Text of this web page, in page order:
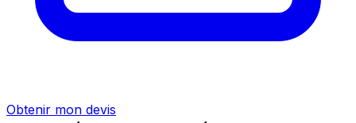
Obtenir mon devis